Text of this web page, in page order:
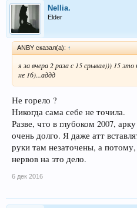
Nellia.
Elder
ANBY сказал(а): ↑
я за вчера 2 раза с 15 срывал))) 15
не 16)...аддд
Не горело ?
Никогда сама себе не точила.
Разве, что в глубоком 2007,
очень долго. Я даже атт
руки там незаточены, а
нервов на это дело.
6 дек 2016